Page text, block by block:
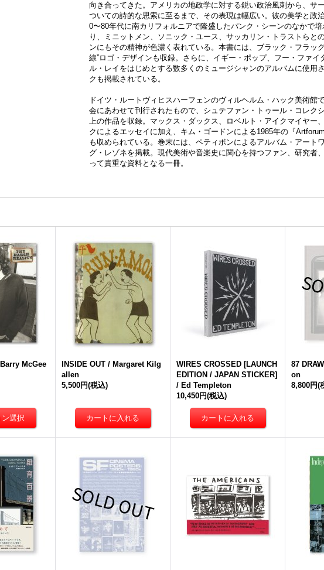
向き合ってきた。アメリカの地政学に対する鋭い政治風刺から、サ
ついての詩的な思索に至るまで、その表現は幅広い。彼の美学と政
0〜80年代に南カリフォルニアで隆盛したパンク・シーンのなかで
り、ミニットメン、ソニック・ユース、サッカリン・トラストらと
ンにもその精神が色濃く表れている。本書には、ブラック・フラッ
線”ロゴ・デザインも収録。さらに、イギー・ポップ、フー・ファイ
ル・レイをはじめとする数多くのミュージシャンのアルバムに使用
クも掲載されている。
ドイツ・ルートヴィヒスハーフェンのヴィルヘルム・ハック美術館
会にあわせて刊行されたもので、シュテファン・トゥール・コレク
上の作品を収録。マックス・ダックス、ロベルト・アイクマイヤー
クによるエッセイに加え、キム・ゴードンによる1985年の『
も収められている。巻末には、ペティボンによるアルバム・アート
グ・レゾネを掲載。現代美術や音楽史に関心を持つファン、研究者
って貴重な資料となる一冊。
McGee
INSIDE OUT / Margaret Kilg
allen
5,500円(税込)
WIRES CROSSED [LAUNCH
EDITION / JAPAN STICKER]
/ Ed Templeton
10,450円(税込)
87
on
8,800円(